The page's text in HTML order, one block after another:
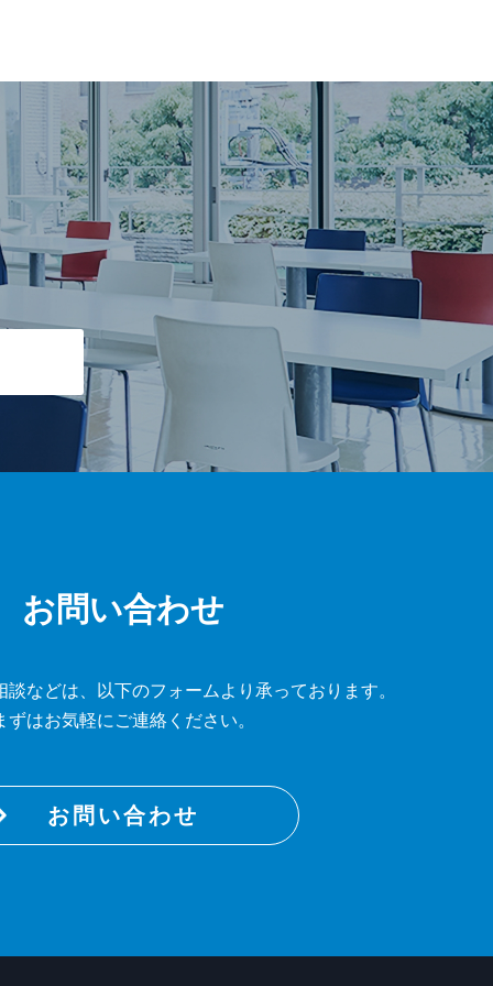
お問い合わせ
などは、 以下のフォームより承っております。
ずはお気軽にご連絡ください。
お問い合わせ